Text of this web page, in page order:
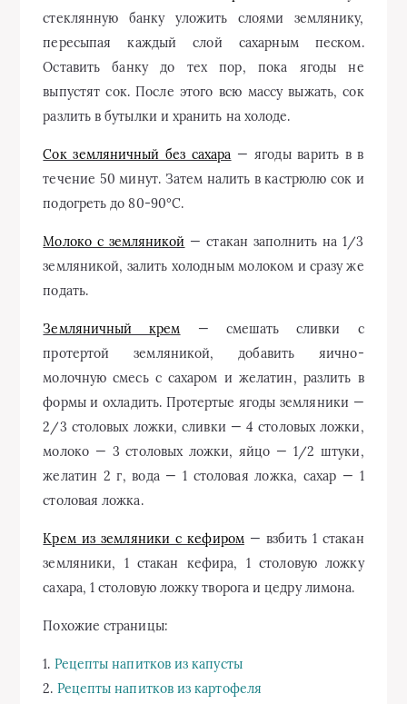
стеклянную банку уложить слоями землянику,
пересыпая каждый слой сахарным песком.
Оставить банку до тех пор, пока ягоды не
выпустят сок. После этого всю массу выжать, сок
разлить в бутылки и хранить на холоде.
Сок земляничный без сахара — ягоды варить в в
течение 50 минут. Затем налить в кастрюлю сок и
подогреть до 80-90°С.
Молоко с земляникой — стакан заполнить на 1/3
земляникой, залить холодным молоком и сразу же
подать.
Земляничный крем — смешать сливки с
протертой земляникой, добавить яично-
молочную смесь с сахаром и желатин, разлить в
формы и охладить. Протертые ягоды земляники —
2/3 столовых ложки, сливки — 4 столовых ложки,
молоко — 3 столовых ложки, яйцо — 1/2 штуки,
желатин 2 г, вода — 1 столовая ложка, сахар — 1
столовая ложка.
Крем из земляники с кефиром— взбить 1 стакан
земляники, 1 стакан кефира, 1 столовую ложку
сахара, 1 столовую ложку творога и цедру лимона.
Похожие страницы:
1. Рецепты напитков из капусты
2. Рецепты напитков из картофеля